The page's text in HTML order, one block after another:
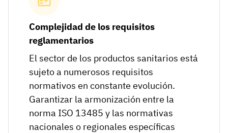
Complejidad de los requisitos
reglamentarios
El sector de los productos sanitarios está
sujeto a numerosos requisitos
normativos en constante evolución.
Garantizar la armonización entre la
norma ISO 13485 y las normativas
nacionales o regionales específicas